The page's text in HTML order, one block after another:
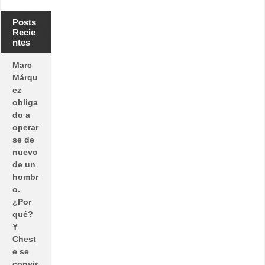
Posts
Recie
ntes
Marc
Márqu
ez
obliga
do a
operar
se de
nuevo
de un
hombr
o.
¿Por
qué?
Y
Chest
e se